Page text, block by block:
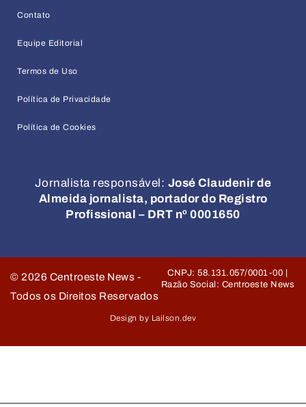
Contato
Equipe Editorial
Termos de Uso
Política de Privacidade
Política de Cookies
Jornalista responsável: José Claudenir de
Almeida jornalista, portador do Registro
Profissional – DRT nº 0001650
© 2026 Centroeste News -
Todos os Direitos Reservados
CNPJ: 58.131.057/0001-00 |
Razão Social: Centroeste News
Design by Lailson.dev